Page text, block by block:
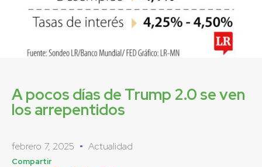
A pocos días de Trump 2.0 se ven
los arrepentidos
febrero 7, 2025 Actualidad
Compartir